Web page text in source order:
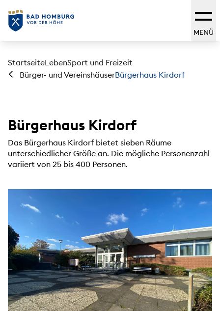
MENÜ
StartseiteLebenSport und Freizeit
Bürger- und VereinshäuserBürgerhaus Kirdorf
Bürgerhaus Kirdorf
Das Bürgerhaus Kirdorf bietet sieben Räume
unterschiedlicher Größe an. Die mögliche Personenzahl
variiert von 25 bis 400 Personen.